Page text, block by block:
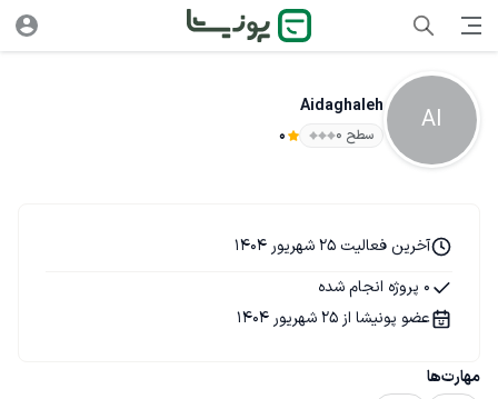
AI
Aidaghaleh
سطح ۰ 0
مهارت‌ها
آخرین فعالیت 25 شهریور 1404
0 پروژه انجام شده
عضو پونیشا از 25 شهریور 1404